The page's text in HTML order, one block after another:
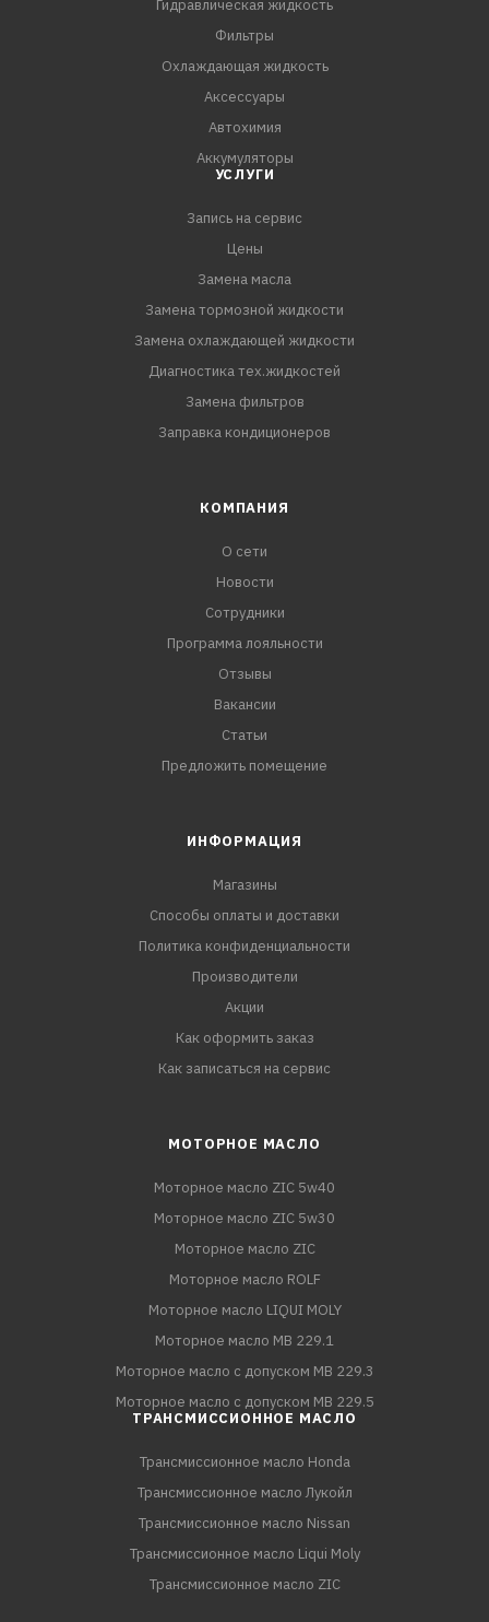
компрессию и выравнивает ее по цилиндрам,
Гидравлическая жидкость
Фильтры
Охлаждающая жидкость
Аксессуары
Автохимия
Аккумуляторы
УСЛУГИ
Запись на сервис
Цены
Замена масла
Замена тормозной жидкости
Замена охлаждающей жидкости
Диагностика тех.жидкостей
Замена фильтров
Заправка кондиционеров
КОМПАНИЯ
О сети
Новости
Сотрудники
Программа лояльности
Отзывы
Вакансии
Статьи
Предложить помещение
ИНФОРМАЦИЯ
Магазины
Способы оплаты и доставки
Политика конфиденциальности
Производители
Акции
Как оформить заказ
Как записаться на сервис
МОТОРНОЕ МАСЛО
Моторное масло ZIC 5w40
Моторное масло ZIC 5w30
Моторное масло ZIC
Моторное масло ROLF
Моторное масло LIQUI MOLY
Моторное масло MB 229.1
Моторное масло с допуском MB 229.3
Моторное масло с допуском MB 229.5
ТРАНСМИССИОННОЕ МАСЛО
Трансмиссионное масло Honda
Трансмиссионное масло Лукойл
Трансмиссионное масло Nissan
Трансмиссионное масло Liqui Moly
Трансмиссионное масло ZIC